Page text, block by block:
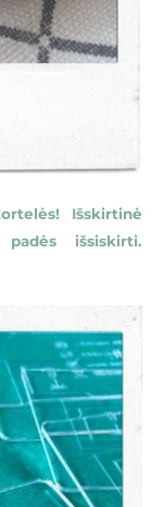
Išskirtinė
išsiskirti.